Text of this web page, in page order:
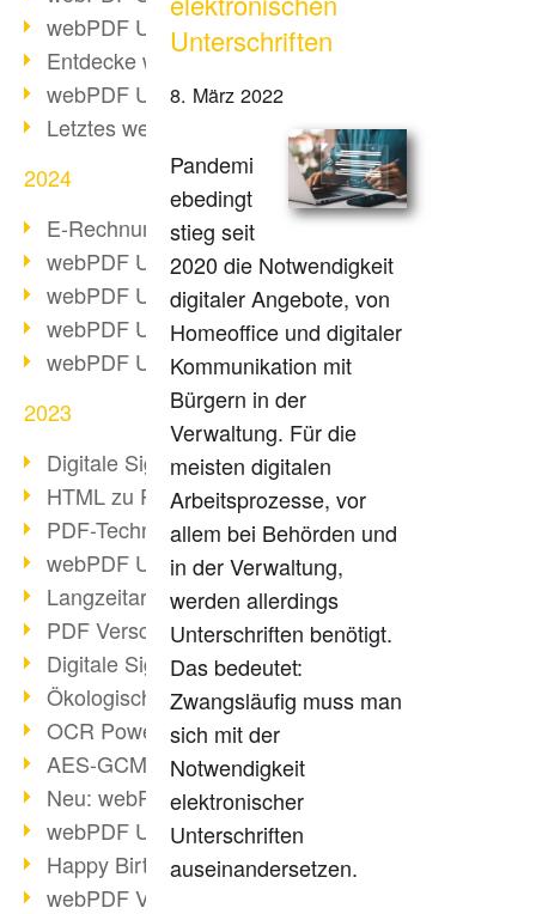
webPDF Update 10.0.2
Entdecke webPDF 10
webPDF Update 9.0.0.3655
Letztes webPDF 8 Update
2024
E-Rechnungsstellung ab 2025
webPDF Update 9.0.0.3584
webPDF Update 9.0.0.3479
webPDF Update 9.0.0.3361
webPDF Update 9.0.0.3264
2023
Digitale Signatur in PDF
HTML zu PDF
PDF-Techniken für Barrierefreiheit
webPDF Update 9.0.0.3149
Langzeitarchivierung mit PDF/A
PDF Verschlüsselung
Digitale Signaturen
Ökologischen Abdruck reduzieren
OCR Power für Profis
AES-GCM-Unterstützung (PDF 2.0)
Neu: webPDF Developer Hub
webPDF Update 9.0.0.2898
Happy Birthday, PDF!
webPDF Video-Session 4
Unterschriften
8. März 2022
Pandemi
ebedingt
stieg seit
2020 die Notwendigkeit
digitaler Angebote, von
Homeoffice und digitaler
Kommunikation mit
Bürgern in der
Verwaltung. Für die
meisten digitalen
Arbeitsprozesse, vor
allem bei Behörden und
in der Verwaltung,
werden allerdings
Unterschriften benötigt.
Das bedeutet:
Zwangsläufig muss man
sich mit der
Notwendigkeit
elektronischer
Unterschriften
auseinandersetzen.